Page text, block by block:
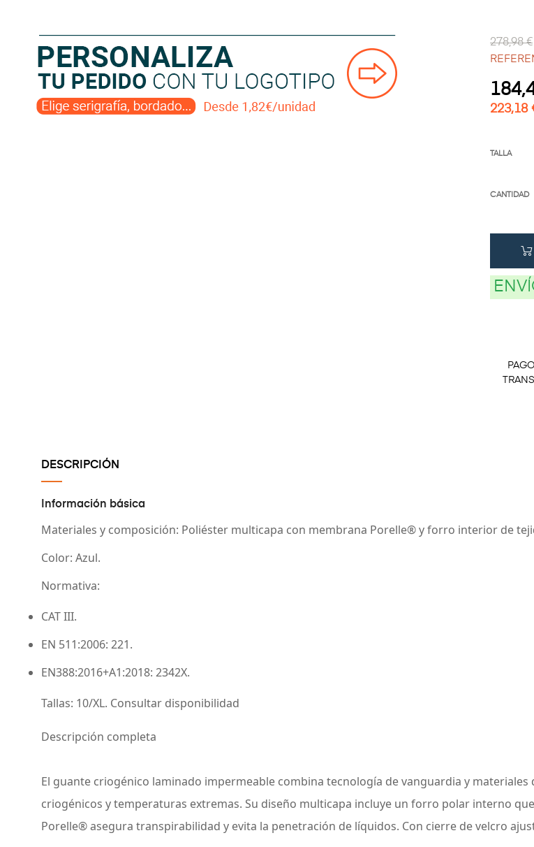
278,98 €
223,18
TALLA
CANTIDAD
DESCRIPCIÓN
Información básica
Materiales y composición: Poliéster multicapa con membrana Porelle® y forro interior de
Color: Azul.
Normativa:
CAT III.
EN 511:2006: 221.
EN388:2016+A1:2018: 2342X.
Tallas: 10/XL. Consultar disponibilidad
Descripción completa
El guante criogénico laminado impermeable combina tecnología de vanguardia y
criogénicos y temperaturas extremas. Su diseño multicapa incluye un forro polar interno
Porelle® asegura transpirabilidad y evita la penetración de líquidos. Con cierre de velcro